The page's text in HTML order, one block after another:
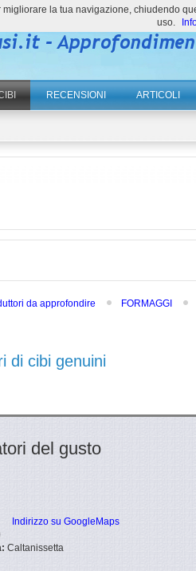
RECENSIONI ARTICOLI
da approfondire FORMAGGI
di cibi genuini
del gusto
Indirizzo su GoogleMaps
Caltanissetta
la tua navigazione, chiudendo
uso.